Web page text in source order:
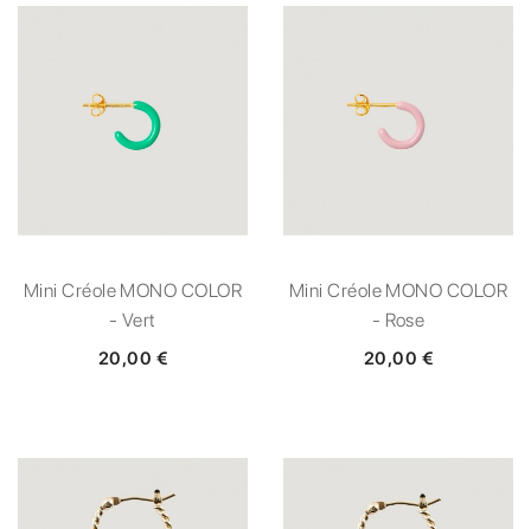
Mini Créole MONO COLOR
- Vert
20,00 €
Mini Créole MONO COLOR
- Rose
20,00 €